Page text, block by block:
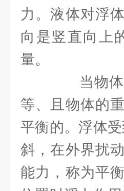
力。液体对浮
向是竖直向上
量。
当物体
等、且物体的
平衡的。浮体
斜，在外界扰
能力，称为平